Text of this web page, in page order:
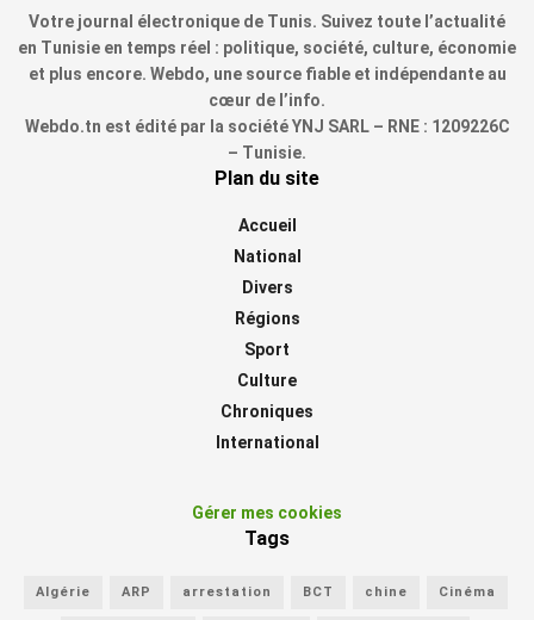
Votre journal électronique de Tunis. Suivez toute l’actualité
en Tunisie en temps réel : politique, société, culture, économie
et plus encore. Webdo, une source fiable et indépendante au
cœur de l’info.
Webdo.tn est édité par la société YNJ SARL – RNE : 1209226C
– Tunisie.
Plan du site
Accueil
National
Divers
Régions
Sport
Culture
Chroniques
International
Gérer mes cookies
Tags
Algérie ARP arrestation BCT chine Cinéma